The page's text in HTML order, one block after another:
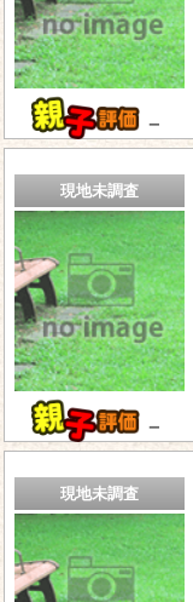
－
現地未調査
－
現地未調査